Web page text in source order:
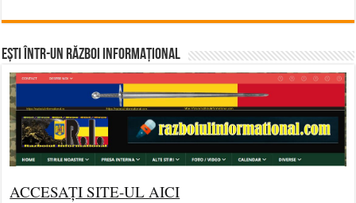
Ești într-un RĂZBOI INFORMAȚIONAL
ACCESAȚI SITE-UL AICI